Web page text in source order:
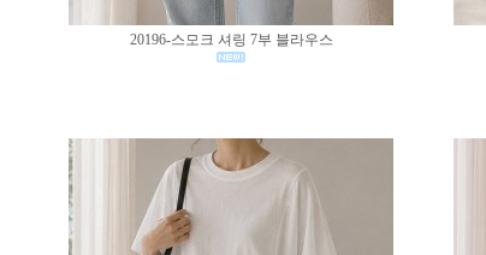
20196-스모크 셔링 7부 블라우스